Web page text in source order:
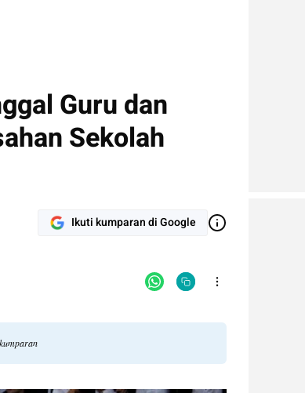
Guru dan
Sekolah
Ikuti kumparan di Google